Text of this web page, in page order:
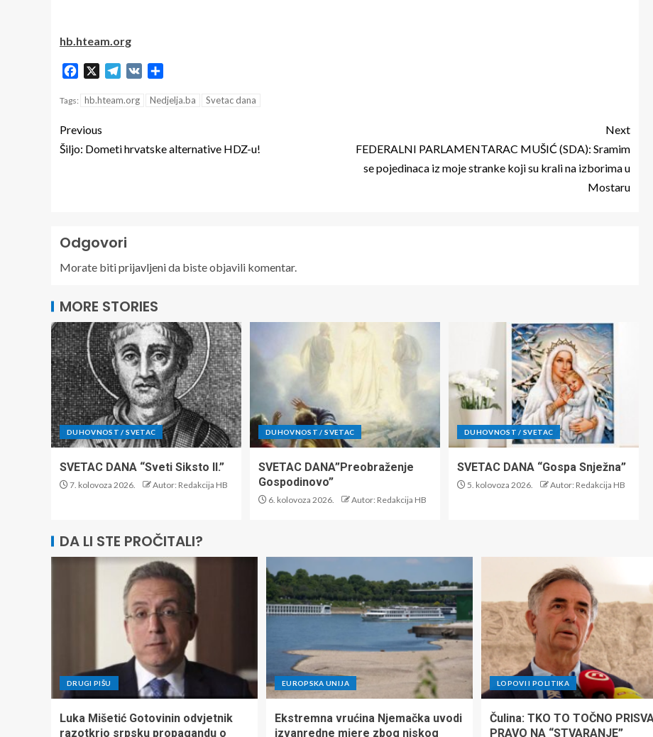
hb.hteam.org
Facebook Telegram
VK
Tags: hb.hteam.org Nedjelja.ba Svetac dana
Previous
Šiljo: Dometi hrvatske alternative HDZ-u!
Next
FEDERALNI PARLAMENTARAC MUŠIĆ (SDA): Sramim
se pojedinaca iz moje stranke koji su krali na izborima u
Mostaru
Odgovori
Morate bitiprijavljenida biste objavili komentar.
MORE STORIES
DUHOVNOST / SVETAC
SVETAC DANA “Sveti Siksto II.”
7. kolovoza 2026. Autor: Redakcija HB
DUHOVNOST / SVETAC
SVETAC DANA”Preobraženje
Gospodinovo”
6. kolovoza 2026. Autor: Redakcija HB
DUHOVNOST / SVETAC
SVETAC DANA “Gospa Snježna”
5. kolovoza 2026. Autor: Redakcija HB
DA LI STE PROČITALI?
DRUGI PIŠU
Luka Mišetić Gotovinin odvjetnik
razotkrio srpsku propagandu o
EUROPSKA UNIJA
Ekstremna vrućina Njemačka uvodi
izvanredne mjere zbog niskog
LOPOVI I POLITIKA
Čulina: TKO TO TOČNO
PRAVO NA “STVARANJE”